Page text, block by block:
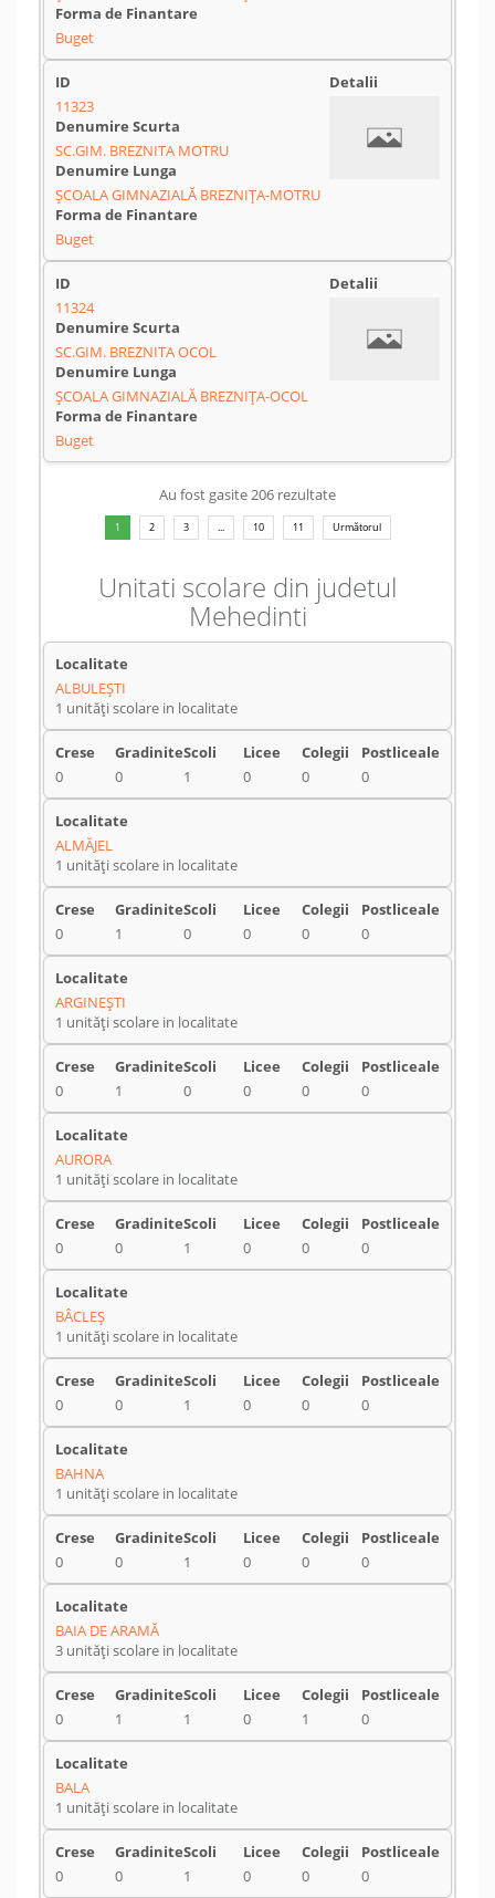
Buget
11323
SC.GIM. BREZNITA MOTRU
ȘCOALA GIMNAZIALĂ BREZNIȚA-MOTRU
Buget
11324
SC.GIM. BREZNITA OCOL
ȘCOALA GIMNAZIALĂ BREZNIȚA-OCOL
Buget
Au fost gasite 206 rezultate
1 2 3 ... 10 11 Următorul
Unitati scolare din judetul
Mehedinti
ALBULEŞTI
1 unități scolare in localitate
0 0 1 0 0 0
ALMĂJEL
1 unități scolare in localitate
0 1 0 0 0 0
ARGINEŞTI
1 unități scolare in localitate
0 1 0 0 0 0
AURORA
1 unități scolare in localitate
0 0 1 0 0 0
BÂCLEŞ
1 unități scolare in localitate
0 0 1 0 0 0
BAHNA
1 unități scolare in localitate
0 0 1 0 0 0
BAIA DE ARAMĂ
3 unități scolare in localitate
0 1 1 0 1 0
BALA
1 unități scolare in localitate
0 0 1 0 0 0